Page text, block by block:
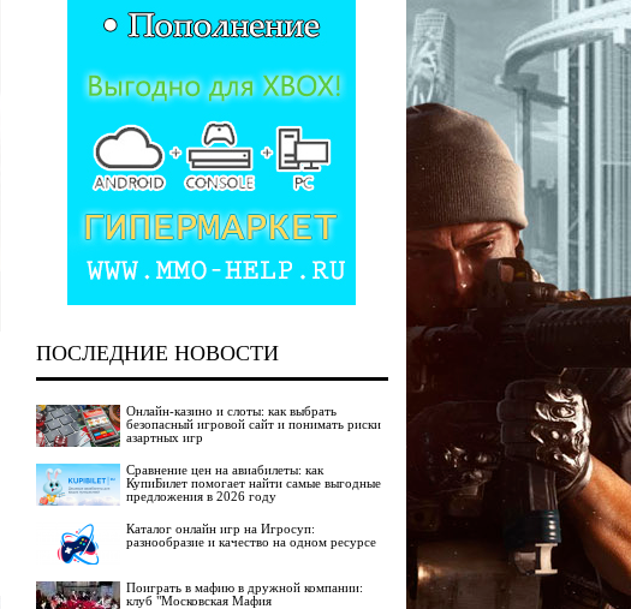
ПОСЛЕДНИЕ НОВОСТИ
Онлайн-казино и слоты: как выбрать
безопасный игровой сайт и понимать риски
азартных игр
Сравнение цен на авиабилеты: как
КупиБилет помогает найти самые выгодные
предложения в 2026 году
Каталог онлайн игр на Игросуп:
разнообразие и качество на одном ресурсе
Поиграть в мафию в дружной компании:
клуб "Московская Мафия